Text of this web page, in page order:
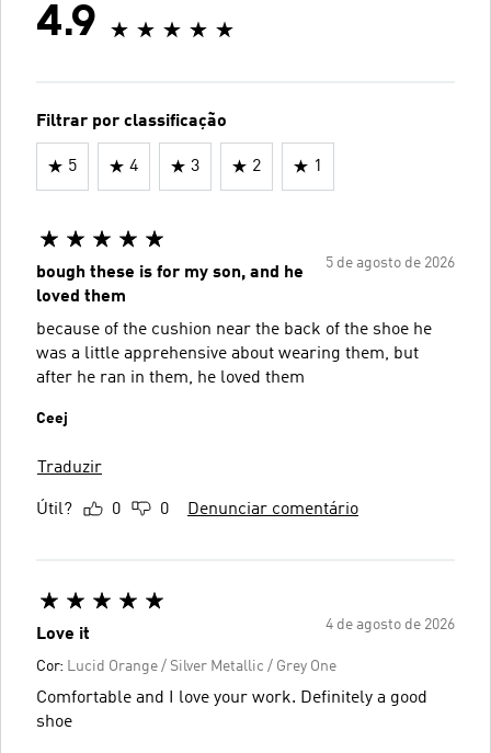
4.9
Filtrar por classificação
5 4 3 2 1
5 de agosto de 2026
bough these is for my son, and he
loved them
because of the cushion near the back of the shoe he
was a little apprehensive about wearing them, but
after he ran in them, he loved them
Ceej
Traduzir
Útil? 0 0 Denunciar comentário
4 de agosto de 2026
Love it
Cor: Lucid Orange / Silver Metallic / Grey One
Comfortable and I love your work. Definitely a good
shoe